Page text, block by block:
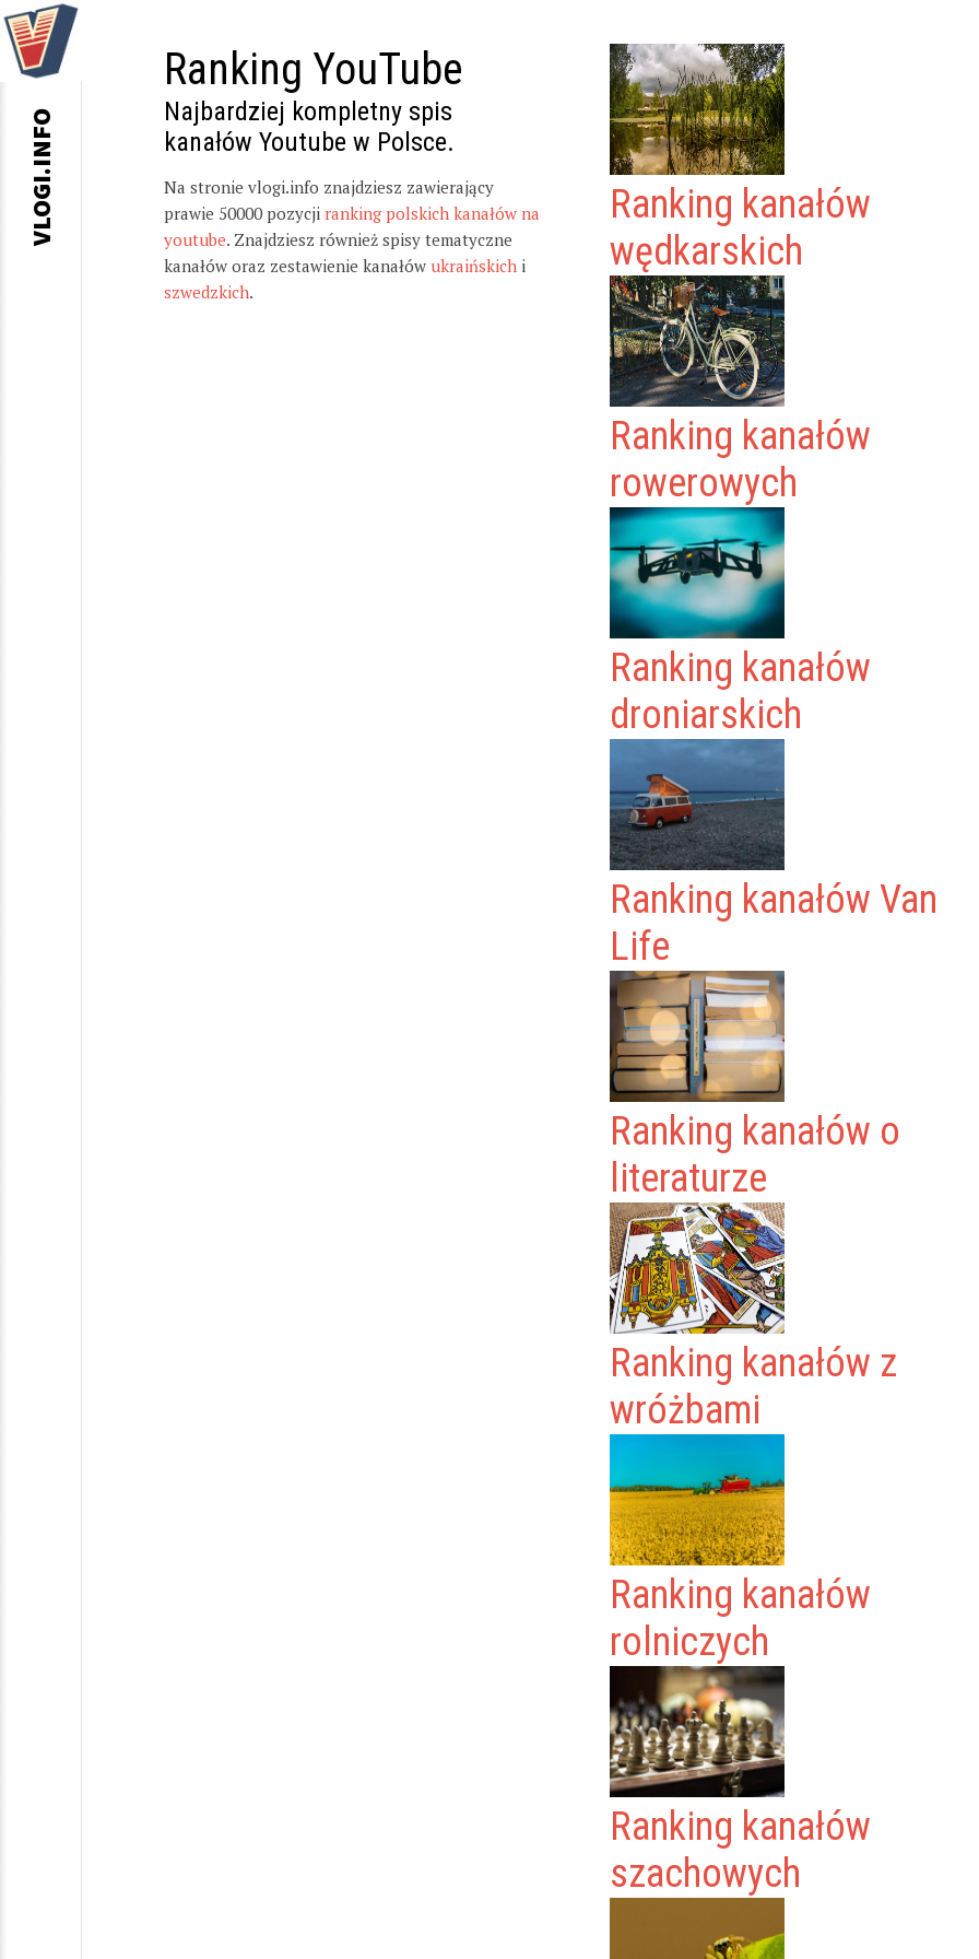
Ranking YouTube
Najbardziej kompletny spis
kanałów Youtube w Polsce.
Na stronie vlogi.info znajdziesz zawierający
prawie 50000 pozycji ranking polskich kanałów na
youtube. Znajdziesz również spisy tematyczne
kanałów oraz zestawienie kanałów ukraińskich i
szwedzkich.
Ranking kanałów
wędkarskich
Ranking kanałów
rowerowych
Ranking kanałów
droniarskich
Ranking kanałów Van
Life
Ranking kanałów o
literaturze
Ranking kanałów z
wróżbami
Ranking kanałów
rolniczych
Ranking kanałów
szachowych
VLOGI.INFO